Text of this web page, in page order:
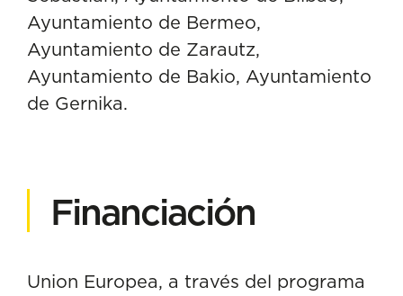
Ayuntamiento de Bermeo,
Ayuntamiento de Zarautz,
Ayuntamiento de Bakio, Ayuntamiento
de Gernika.
Financiación
Union Europea, a través del programa